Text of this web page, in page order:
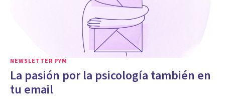
NEWSLETTER PYM
La pasión por la psicología también en
tu email